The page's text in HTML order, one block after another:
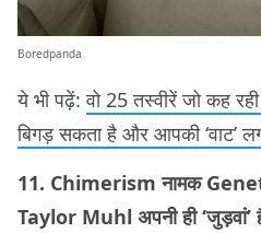
Boredpanda
ये भी पढ़ें:वो 25 तस्वीरें जो कह
बिगड़ सकता है और आपकी ‘वाट’
11. Chimerism नामक
Taylor Muhl अपनी ही ‘जुड़वां’